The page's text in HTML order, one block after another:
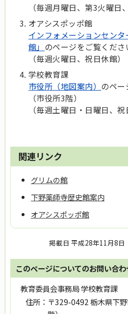
（毎週月曜日、第3火曜日
オアシスポッポ館
インフォメーションセン
館」 のページをご覧くださ
（毎週火曜日、祝日休館）
学校教育課
市役所（地図案内） のペー
（市役所3階）
（毎週土曜日・日曜日、祝
関連リンク
グリムの館
下野薬師寺歴史館案内
オアシスポッポ館
掲載日 平成28年11月8日
このページについてのお問い合
教育委員会事務局 学校教育課
住所： 〒329-0492 栃木県下